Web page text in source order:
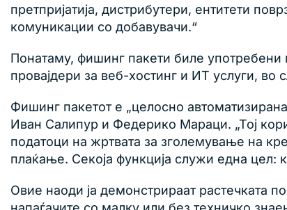
претпријатија, дистрибутери, ентитети
комуникации со добавувачи.“
Понатаму, фишинг пакети биле употребени
провајдери за веб-хостинг и ИТ услуги,
Фишинг пакетот е „целосно
Иван Салипур и Федерико Мараци. „Тој
податоци на жртвата за зголемување на
плаќање. Секоја функција служи една цел:
Овие наоди ја демонстрираат растечката